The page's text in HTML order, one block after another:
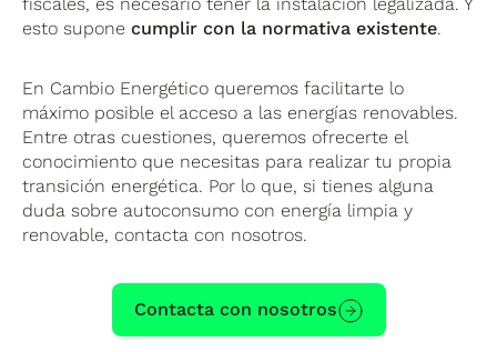
esto suponecumplir con la normativa existente.
En Cambio Energético queremos facilitarte lo
máximo posible el acceso a las energías renovables.
Entre otras cuestiones, queremos ofrecerte el
conocimiento que necesitas para realizar tu propia
transición energética. Por lo que, si tienes alguna
duda sobre autoconsumo con energía limpia y
renovable, contacta con nosotros.
Contacta con nosotros